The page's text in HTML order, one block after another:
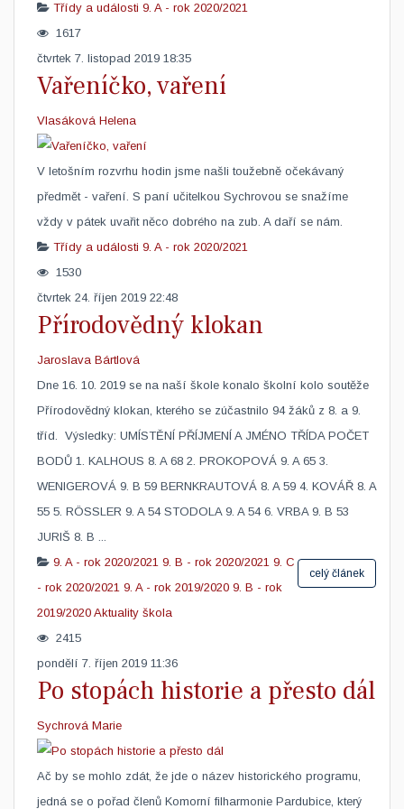
Třídy a události 9. A - rok 2020/2021
1617
čtvrtek 7. listopad 2019 18:35
Vařeníčko, vaření
Vlasáková Helena
​V letošním rozvrhu hodin jsme našli toužebně očekávaný
předmět - vaření. S paní učitelkou Sychrovou se snažíme
vždy v pátek uvařit něco dobrého na zub. A daří se nám.
Třídy a události 9. A - rok 2020/2021
1530
čtvrtek 24. říjen 2019 22:48
Přírodovědný klokan
Jaroslava Bártlová
​Dne 16. 10. 2019 se na naší škole konalo školní kolo soutěže
Přírodovědný klokan, kterého se zúčastnilo 94 žáků z 8. a 9.
tříd. Výsledky: UMÍSTĚNÍ PŘÍJMENÍ A JMÉNO TŘÍDA POČET
BODŮ 1. KALHOUS 8. A 68 2. PROKOPOVÁ 9. A 65 3.
WENIGEROVÁ 9. B 59 BERNKRAUTOVÁ 8. A 59 4. KOVÁŘ 8. A
55 5. RÖSSLER 9. A 54 STODOLA 9. A 54 6. VRBA 9. B 53
JURIŠ 8. B ...
celý článek
9. A - rok 2020/2021 9. B - rok 2020/2021 9. C
- rok 2020/2021 9. A - rok 2019/2020 9. B - rok
2019/2020 Aktuality škola
2415
pondělí 7. říjen 2019 11:36
Po stopách historie a přesto dál
Sychrová Marie
​Ač by se mohlo zdát, že jde o název historického programu,
jedná se o pořad členů Komorní filharmonie Pardubice, který